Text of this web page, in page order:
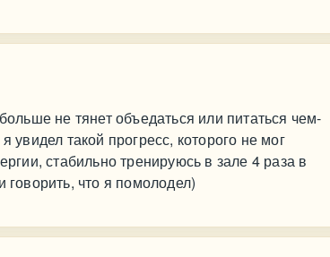
не тянет объедаться или питаться чем-
такой прогресс, которого не мог
стабильно тренируюсь в зале 4 раза в
что я помолодел)